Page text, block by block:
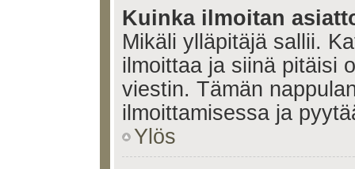
Kuinka ilmoitan
Mikäli ylläpitäjä sallii.
ilmoittaa ja siinä pitäisi
viestin. Tämän
ilmoittamisessa ja
Ylös